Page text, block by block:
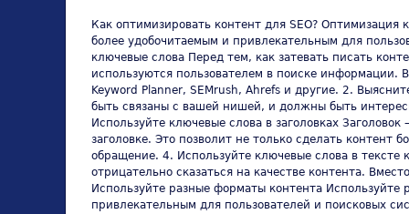
Как оптимизировать контент для SEO?
более удобочитаемым и привлекательным для
ключевые слова Перед тем, как затевать писать
используются пользователем в поиске информации.
Keyword Planner, SEMrush, Ahrefs и другие. 2.
быть связаны с вашей нишей, и должны быть
Используйте ключевые слова в заголовках
заголовке. Это позволит не только сделать
обращение. 4. Используйте ключевые слова в
отрицательно сказаться на качестве контента.
Используйте разные форматы контента
привлекательным для пользователей и поисковых